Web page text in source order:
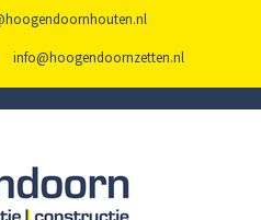
info@hoogendoornzetten.nl